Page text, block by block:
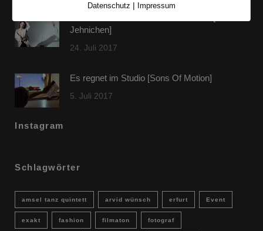
Jehnichen]
24. Juli 2017
Es regnet im Studio [Sons Of Motion]
5. Juli 2017
Instagram
Schlagwörter
amsel tanz quintett arvid wünsch erfurt Event
exakt fashion filmaton fotograf
Datenschutz | Impressum